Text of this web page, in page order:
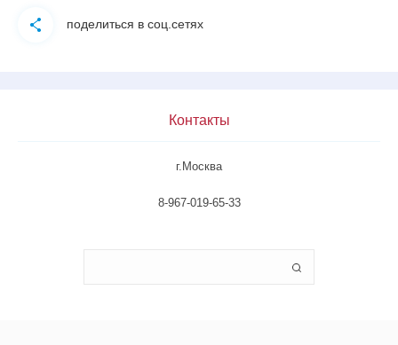
поделиться в соц.сетях
Контакты
г.Москва
8-967-019-65-33